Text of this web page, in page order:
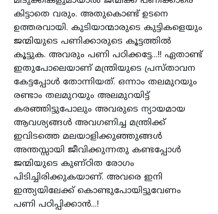
കിട്ടാതെ വരും. അതുകൊണ്ട്‌ ഉടനെ
ഉത്തരവായി. കുടിയാന്മാരുടെ കുട്ടികളെയും
ജന്മിയുടെ പണിക്കാരുടെ കൂട്ടത്തില്‍
കൂട്ടുക. അവരും പണി പഠിക്കട്ടേ...!! ഏതാണ്ട്‌
ഇതുപോലെയാണ്‌ മന്ത്രിയുടെ പ്രസ്‌താവന
കേട്ടപ്പോള്‍ തോന്നിയത്‌. ഒന്നാം തലമുറയും
രണ്ടാം തലമുറയും അലമുറയിട്ട്‌
കരഞ്ഞിട്ടുപോലും അവരുടെ ന്യായമായ
ആവശ്യങ്ങള്‍ അവഗണിച്ച മന്ത്രിക്ക്‌
ഇവിടത്തെ മലയാളിക്കുഞ്ഞുങ്ങള്‍
അന്തസ്സായി ജീവിക്കുന്നതു കണ്ടപ്പോള്‍
ജന്മിയുടെ കുണ്‌ഠിത രോഗം
പിടിച്ചിരിക്കുകയാണ്‌. അവരെ ഇനി
ഇന്ത്യയിലേക്ക്‌ കൊണ്ടുപോയിട്ടുവേണം
പണി പഠിപ്പിക്കാന്‍...!